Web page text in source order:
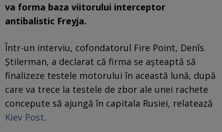
va forma baza viitorului interceptor
antibalistic Freyja.
Într-un interviu, cofondatorul Fire Point, Denîs
Știlerman, a declarat că firma se așteaptă să
finalizeze testele motorului în această lună, după
care va trece la testele de zbor ale unei rachete
concepute să ajungă în capitala Rusiei, relatează
Kiev Post.